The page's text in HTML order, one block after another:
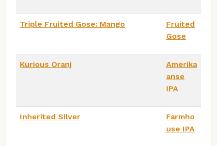
Triple Fruited Gose: Mango
Fruited
Gose
Kurious Oranj
Amerika
anse
IPA
Inherited Silver
Farmho
use IPA